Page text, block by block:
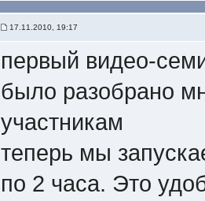
17.11.2010, 19:17
первый видео-
было разобрано
участникам
теперь мы
по 2 часа. Это